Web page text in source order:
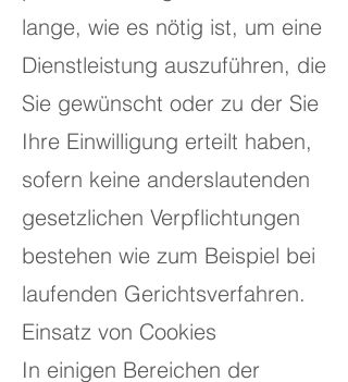
lange, wie es nötig ist, um eine
Dienstleistung auszuführen, die
Sie gewünscht oder zu der Sie
Ihre Einwilligung erteilt haben,
sofern keine anderslautenden
gesetzlichen Verpflichtungen
bestehen wie zum Beispiel bei
laufenden Gerichtsverfahren.
Einsatz von Cookies
In einigen Bereichen der